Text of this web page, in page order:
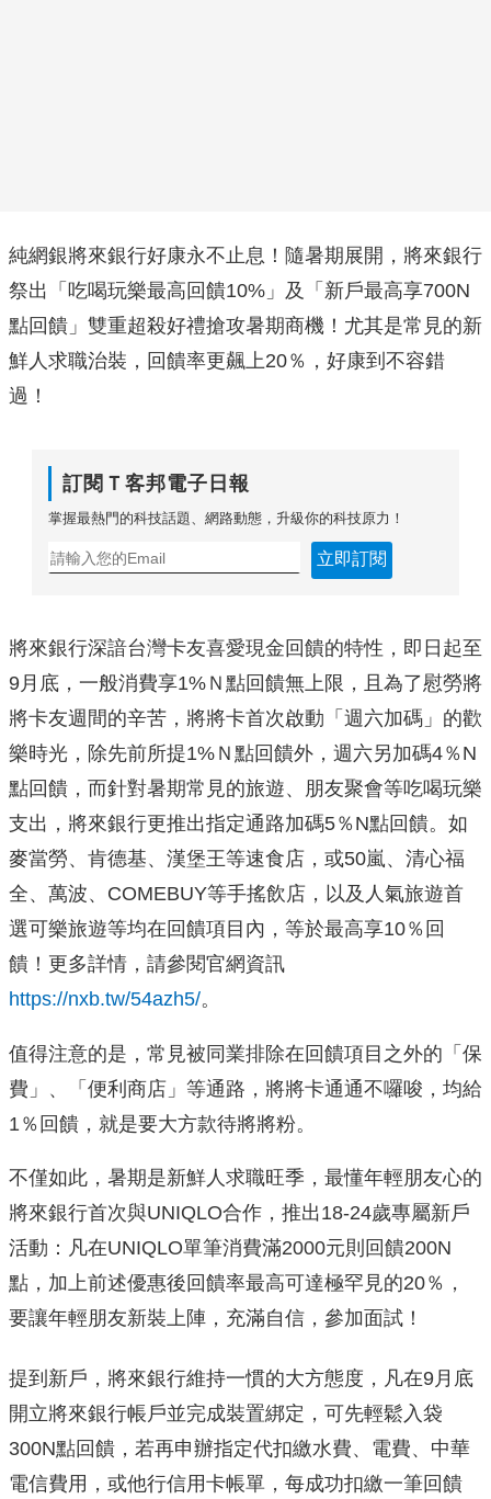
純網銀將來銀行好康永不止息！隨暑期展開，將來銀行
祭出「吃喝玩樂最高回饋10%」及「新戶最高享700N
點回饋」雙重超殺好禮搶攻暑期商機！尤其是常見的新
鮮人求職治裝，回饋率更飆上20％，好康到不容錯
過！
訂閱Ｔ客邦電子日報
掌握最熱門的科技話題、網路動態，升級你的科技原力！
立即訂閱
將來銀行深諳台灣卡友喜愛現金回饋的特性，即日起至
9月底，一般消費享1%Ｎ點回饋無上限，且為了慰勞將
將卡友週間的辛苦，將將卡首次啟動「週六加碼」的歡
樂時光，除先前所提1%Ｎ點回饋外，週六另加碼4％N
點回饋，而針對暑期常見的旅遊、朋友聚會等吃喝玩樂
支出，將來銀行更推出指定通路加碼5％N點回饋。如
麥當勞、肯德基、漢堡王等速食店，或50嵐、清心福
全、萬波、COMEBUY等手搖飲店，以及人氣旅遊首
選可樂旅遊等均在回饋項目內，等於最高享10％回
饋！更多詳情，請參閱官網資訊
https://nxb.tw/54azh5/。
值得注意的是，常見被同業排除在回饋項目之外的「保
費」、「便利商店」等通路，將將卡通通不囉唆，均給
1％回饋，就是要大方款待將將粉。
不僅如此，暑期是新鮮人求職旺季，最懂年輕朋友心的
將來銀行首次與UNIQLO合作，推出18-24歲專屬新戶
活動：凡在UNIQLO單筆消費滿2000元則回饋200N
點，加上前述優惠後回饋率最高可達極罕見的20％，
要讓年輕朋友新裝上陣，充滿自信，參加面試！
提到新戶，將來銀行維持一慣的大方態度，凡在9月底
開立將來銀行帳戶並完成裝置綁定，可先輕鬆入袋
300N點回饋，若再申辦指定代扣繳水費、電費、中華
電信費用，或他行信用卡帳單，每成功扣繳一筆回饋